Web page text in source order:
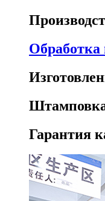
Гарантия